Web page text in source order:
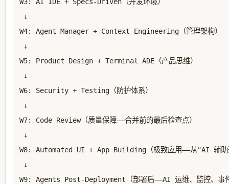
W3: AI IDE + Specs-Driven（开发环境）
↓
W4: Agent Manager + Context Engineering（管理架构）
↓
W5: Product Design + Terminal ADE（产品思维）
↓
W6: Security + Testing（防护体系）
↓
W7: Code Review（质量保障——合并前的最后检查点）
↓
W8: Automated UI + App Building（极致应用——从"AI 辅
↓